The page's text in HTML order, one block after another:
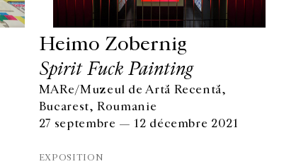
Heimo Zobernig
Spirit Fuck Painting
MARe/Muzeul de Artă Recentă,
Bucarest, Roumanie
27 septembre — 12 décembre 2021
EXPOSITION